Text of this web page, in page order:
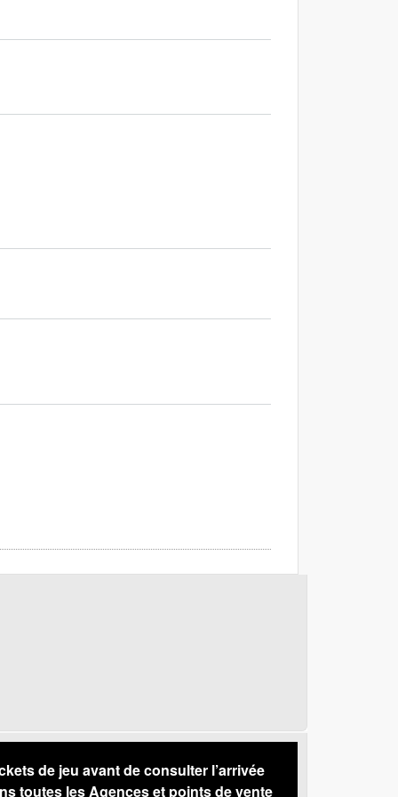
de jeu avant de consulter l’arrivée
toutes les Agences et points de vente